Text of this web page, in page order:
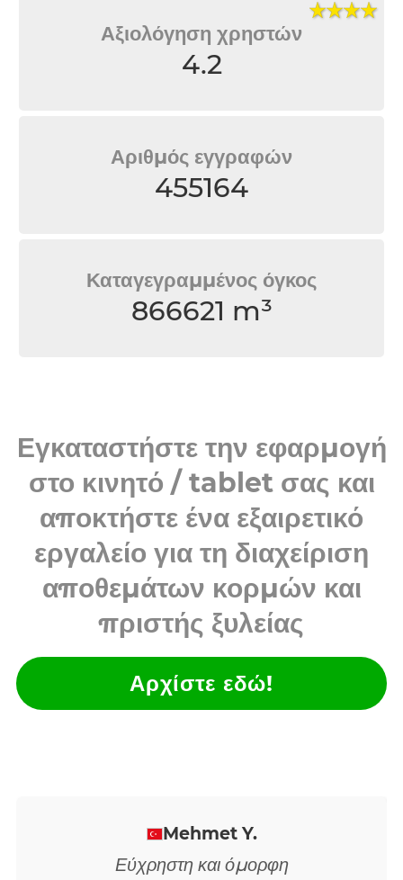
Αξιολόγηση χρηστών
4.2
Αριθμός εγγραφών
455164
Καταγεγραμμένος όγκος
866621 m³
Εγκαταστήστε την εφαρμογή
στο κινητό / tablet σας και
αποκτήστε ένα εξαιρετικό
εργαλείο για τη διαχείριση
αποθεμάτων κορμών και
πριστής ξυλείας
Αρχίστε εδώ!
Piotr N.
Υπέροχο, θα ήταν επίσης χρήσιμο να